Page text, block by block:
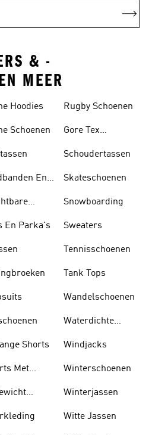
& -
MEER
Hoodies
Schoenen
En
En Parka's
Shorts
Met
Rugby Schoenen
Gore Tex
Schoudertassen
Skateschoenen
Snowboarding
Sweaters
Tennisschoenen
Tank Tops
Wandelschoenen
Waterdichte
Windjacks
Winterschoenen
Winterjassen
Witte Jassen